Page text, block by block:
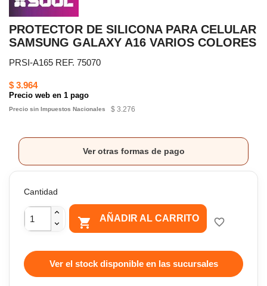
PROTECTOR DE SILICONA PARA CELULAR
SAMSUNG GALAXY A16 VARIOS COLORES
PRSI-A165 REF. 75070
$ 3.964
Precio web en 1 pago
Precio sin Impuestos Nacionales $ 3.276
Ver otras formas de pago
Cantidad
 AÑADIR AL CARRITO favorite_border
Ver el stock disponible en las sucursales